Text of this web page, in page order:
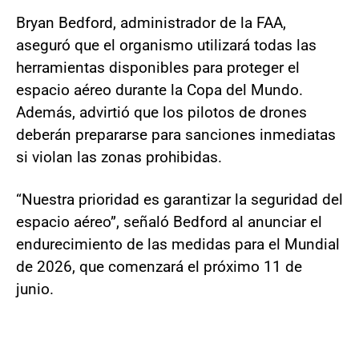
Bryan Bedford, administrador de la FAA,
aseguró que el organismo utilizará todas las
herramientas disponibles para proteger el
espacio aéreo durante la Copa del Mundo.
Además, advirtió que los pilotos de drones
deberán prepararse para sanciones inmediatas
si violan las zonas prohibidas.
“Nuestra prioridad es garantizar la seguridad del
espacio aéreo”, señaló Bedford al anunciar el
endurecimiento de las medidas para el Mundial
de 2026, que comenzará el próximo 11 de
junio.